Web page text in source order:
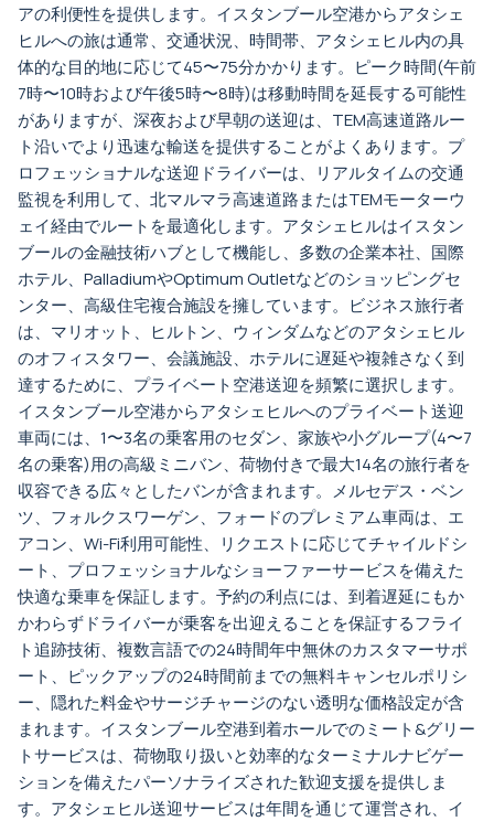
アの利便性を提供します。イスタンブール空港からアタシェ
ヒルへの旅は通常、交通状況、時間帯、アタシェヒル内の具
体的な目的地に応じて45〜75分かかります。ピーク時間(午前
7時〜10時および午後5時〜8時)は移動時間を延長する可能性
がありますが、深夜および早朝の送迎は、TEM高速道路ルー
ト沿いでより迅速な輸送を提供することがよくあります。プ
ロフェッショナルな送迎ドライバーは、リアルタイムの交通
監視を利用して、北マルマラ高速道路またはTEMモーターウ
ェイ経由でルートを最適化します。アタシェヒルはイスタン
ブールの金融技術ハブとして機能し、多数の企業本社、国際
ホテル、PalladiumやOptimum Outletなどのショッピングセ
ンター、高級住宅複合施設を擁しています。ビジネス旅行者
は、マリオット、ヒルトン、ウィンダムなどのアタシェヒル
のオフィスタワー、会議施設、ホテルに遅延や複雑さなく到
達するために、プライベート空港送迎を頻繁に選択します。
イスタンブール空港からアタシェヒルへのプライベート送迎
車両には、1〜3名の乗客用のセダン、家族や小グループ(4〜7
名の乗客)用の高級ミニバン、荷物付きで最大14名の旅行者を
収容できる広々としたバンが含まれます。メルセデス・ベン
ツ、フォルクスワーゲン、フォードのプレミアム車両は、エ
アコン、Wi-Fi利用可能性、リクエストに応じてチャイルドシ
ート、プロフェッショナルなショーファーサービスを備えた
快適な乗車を保証します。予約の利点には、到着遅延にもか
かわらずドライバーが乗客を出迎えることを保証するフライ
ト追跡技術、複数言語での24時間年中無休のカスタマーサポ
ート、ピックアップの24時間前までの無料キャンセルポリシ
ー、隠れた料金やサージチャージのない透明な価格設定が含
まれます。イスタンブール空港到着ホールでのミート&グリー
トサービスは、荷物取り扱いと効率的なターミナルナビゲー
ションを備えたパーソナライズされた歓迎支援を提供しま
す。アタシェヒル送迎サービスは年間を通じて運営され、イ